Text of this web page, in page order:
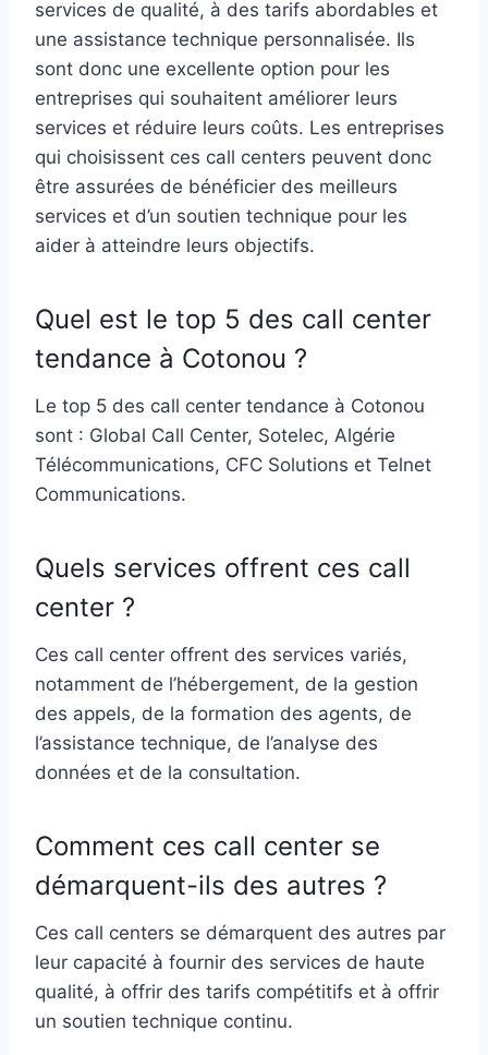
services de qualité, à des tarifs abordables et
une assistance technique personnalisée. Ils
sont donc une excellente option pour les
entreprises qui souhaitent améliorer leurs
services et réduire leurs coûts. Les entreprises
qui choisissent ces call centers peuvent donc
être assurées de bénéficier des meilleurs
services et d’un soutien technique pour les
aider à atteindre leurs objectifs.
Quel est le top 5 des call center
tendance à Cotonou ?
Le top 5 des call center tendance à Cotonou
sont : Global Call Center, Sotelec, Algérie
Télécommunications, CFC Solutions et Telnet
Communications.
Quels services offrent ces call
center ?
Ces call center offrent des services variés,
notamment de l’hébergement, de la gestion
des appels, de la formation des agents, de
l’assistance technique, de l’analyse des
données et de la consultation.
Comment ces call center se
démarquent-ils des autres ?
Ces call centers se démarquent des autres par
leur capacité à fournir des services de haute
qualité, à offrir des tarifs compétitifs et à offrir
un soutien technique continu.